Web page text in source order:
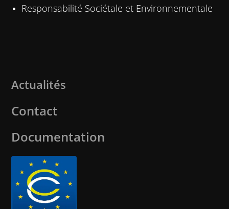
Responsabilité Sociétale et Environnementale
Actualités
Contact
Documentation